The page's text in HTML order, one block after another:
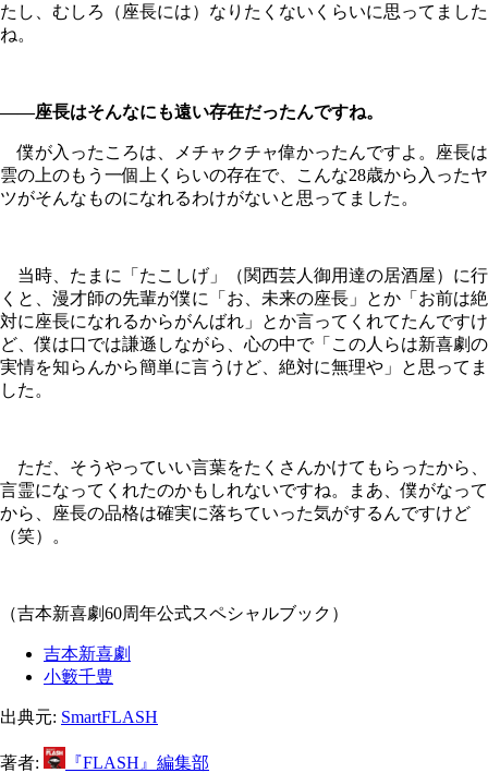
たし、むしろ（座長には）なりたくないくらいに思ってました
ね。
――座長はそんなにも遠い存在だったんですね。
僕が入ったころは、メチャクチャ偉かったんですよ。座長は
雲の上のもう一個上くらいの存在で、こんな28歳から入ったヤ
ツがそんなものになれるわけがないと思ってました。
当時、たまに「たこしげ」（関西芸人御用達の居酒屋）に行
くと、漫才師の先輩が僕に「お、未来の座長」とか「お前は絶
対に座長になれるからがんばれ」とか言ってくれてたんですけ
ど、僕は口では謙遜しながら、心の中で「この人らは新喜劇の
実情を知らんから簡単に言うけど、絶対に無理や」と思ってま
した。
ただ、そうやっていい言葉をたくさんかけてもらったから、
言霊になってくれたのかもしれないですね。まあ、僕がなって
から、座長の品格は確実に落ちていった気がするんですけど
（笑）。
（吉本新喜劇60周年公式スペシャルブック）
吉本新喜劇
小籔千豊
出典元: SmartFLASH
著者: 『FLASH』編集部